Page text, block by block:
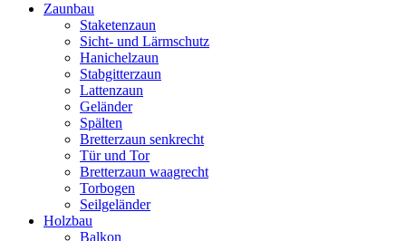
Zaunbau
Staketenzaun
Sicht- und Lärmschutz
Hanichelzaun
Stabgitterzaun
Lattenzaun
Geländer
Spälten
Bretterzaun senkrecht
Tür und Tor
Bretterzaun waagrecht
Torbogen
Seilgeländer
Holzbau
Balkon